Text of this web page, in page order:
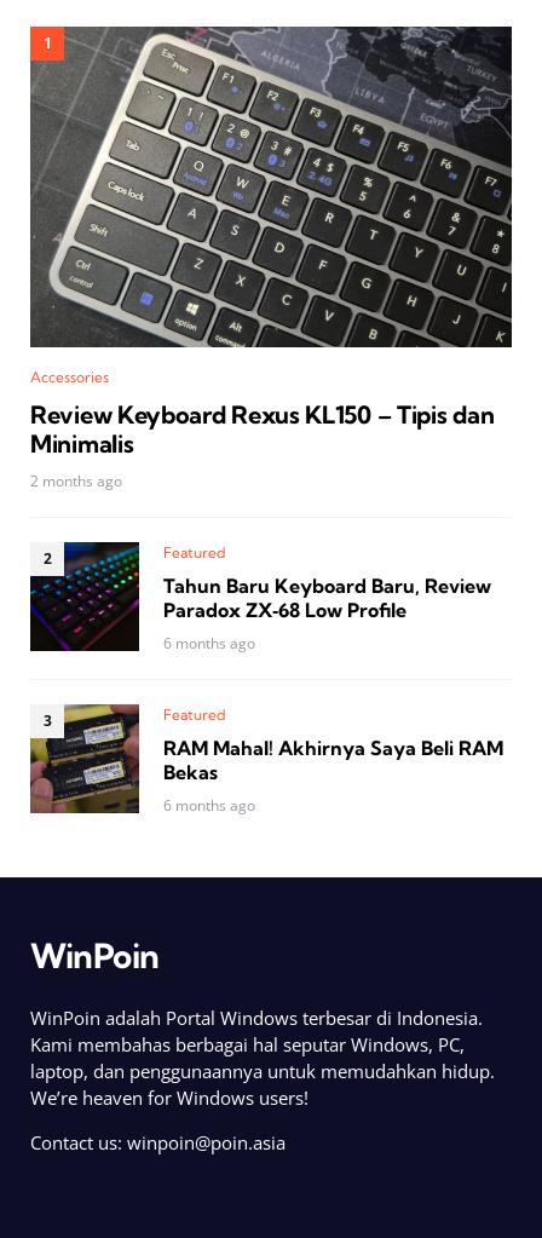
Accessories
Review Keyboard Rexus KL150 – Tipis dan
Minimalis
2 months ago
Featured
Tahun Baru Keyboard Baru, Review
Paradox ZX‑68 Low Profile
6 months ago
Featured
RAM Mahal! Akhirnya Saya Beli RAM
Bekas
6 months ago
WinPoin
WinPoin adalah Portal Windows terbesar di Indonesia.
Kami membahas berbagai hal seputar Windows, PC,
laptop, dan penggunaannya untuk memudahkan hidup.
We’re heaven for Windows users!
Contact us: winpoin@poin.asia